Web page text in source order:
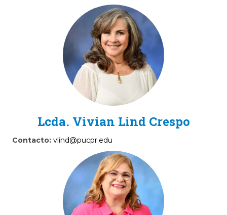
Lcda. Vivian Lind Crespo
Contacto: vlind@pucpr.edu